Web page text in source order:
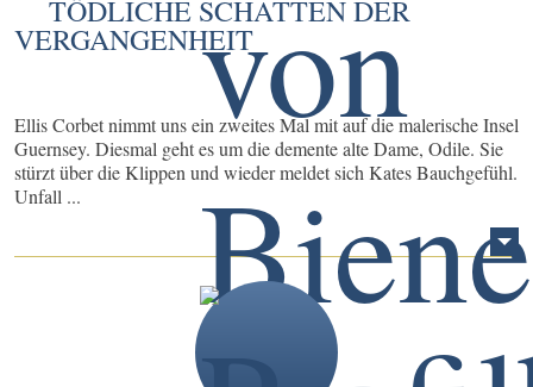
TÖDLICHE SCHATTEN DER
VERGANGENHEIT
Ellis Corbet nimmt uns ein zweites Mal mit auf die malerische Insel
Guernsey. Diesmal geht es um die demente alte Dame, Odile. Sie
stürzt über die Klippen und wieder meldet sich Kates Bauchgefühl.
Unfall ...